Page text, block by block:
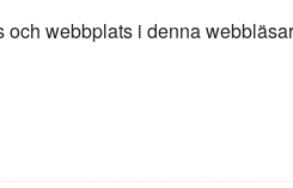
och webbplats i denna